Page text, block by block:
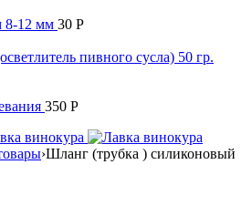
8-12 мм 30 Р
пивного сусла) 50 гр.
350 Р
›Шланг (трубка ) силиконовый